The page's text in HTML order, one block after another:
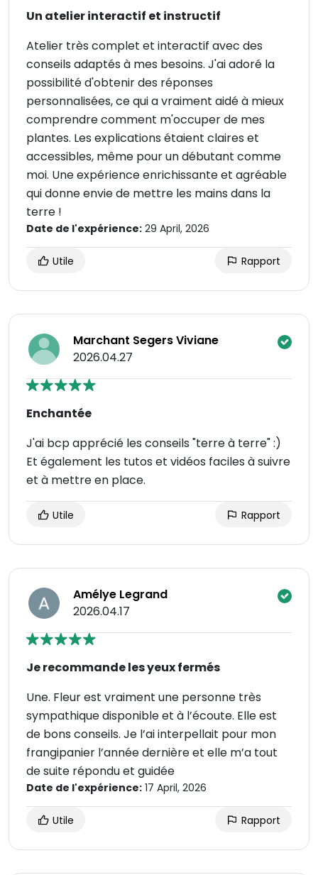
Un atelier interactif et instructif
Atelier très complet et interactif avec des
conseils adaptés à mes besoins. J'ai adoré la
possibilité d'obtenir des réponses
personnalisées, ce qui a vraiment aidé à mieux
comprendre comment m'occuper de mes
plantes. Les explications étaient claires et
accessibles, même pour un débutant comme
moi. Une expérience enrichissante et agréable
qui donne envie de mettre les mains dans la
terre !
Date de l'expérience: 29 April, 2026
Utile Rapport
Marchant Segers Viviane
2026.04.27
Enchantée
J'ai bcp apprécié les conseils "terre à terre" :)
Et également les tutos et vidéos faciles à suivre
et à mettre en place.
Utile Rapport
Amélye Legrand
2026.04.17
Je recommande les yeux fermés
Une. Fleur est vraiment une personne très
sympathique disponible et à l’écoute. Elle est
de bons conseils. Je l’ai interpellait pour mon
frangipanier l’année dernière et elle m’a tout
de suite répondu et guidée
Date de l'expérience: 17 April, 2026
Utile Rapport